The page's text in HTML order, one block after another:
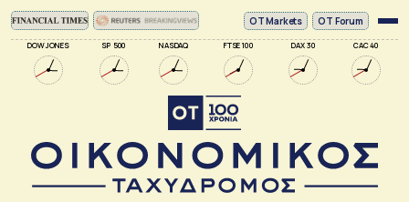
DOW JONES SP 500 NASDAQ FTSE 100 DAX 30 CAC 40
ΟΤ Markets OT Forum